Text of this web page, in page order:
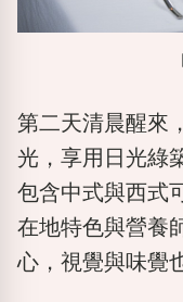
第二天清晨醒來
光，享用日光綠
包含中式與西式
在地特色與營養
心，視覺與味覺